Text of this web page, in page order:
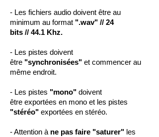
- Les fichiers audio doivent être au
minimum au format ".wav" // 24
bits // 44.1 Khz.
- Les pistes doivent
être "synchronisées" et commencer au
même endroit.
- Les pistes "mono" doivent
être exportées en mono et les pistes
"stéréo" exportées en stéréo.
- Attention à ne pas faire "saturer" les